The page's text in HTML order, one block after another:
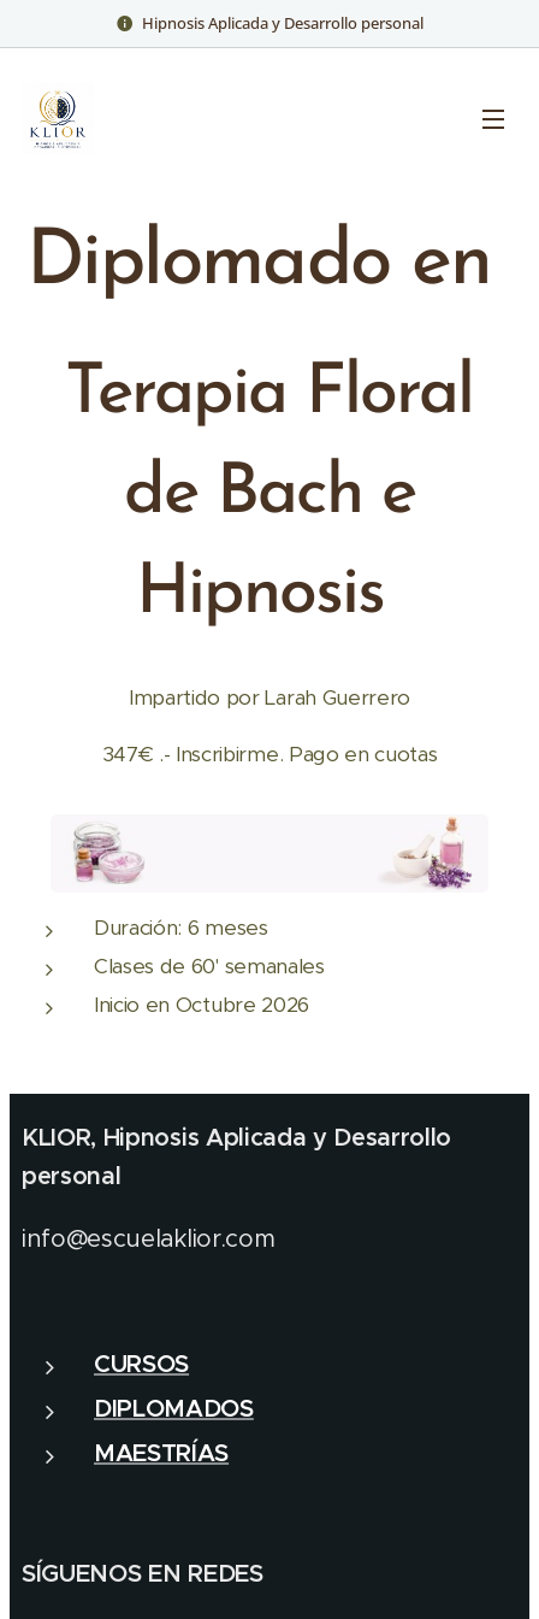
Hipnosis Aplicada y Desarrollo personal
Diplomado en
Terapia Floral
de Bach e
Hipnosis
Impartido por Larah Guerrero
347€ .- Inscribirme. Pago en cuotas
Duración: 6 meses
Clases de 60' semanales
Inicio en Octubre 2026
KLIOR, Hipnosis Aplicada y Desarrollo
personal
info@escuelaklior.com
CURSOS
DIPLOMADOS
MAESTRÍAS
SÍGUENOS EN REDES